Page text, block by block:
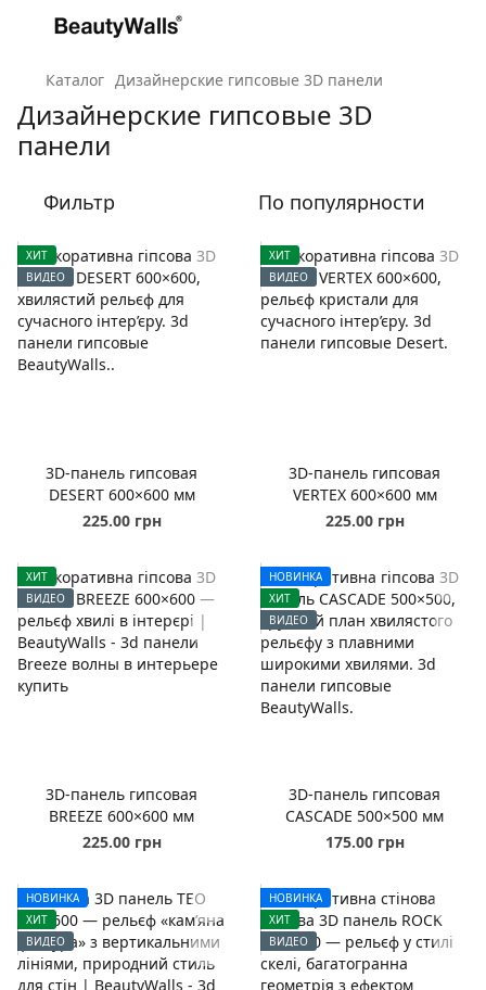
Каталог Дизайнерские гипсовые 3D панели
Дизайнерские гипсовые 3D
панели
Фильтр По популярности
ХИТ
ВИДЕО
3D-панель гипсовая
DESERT 600×600 мм
225.00 грн
ХИТ
ВИДЕО
3D-панель гипсовая
VERTEX 600×600 мм
225.00 грн
ХИТ
ВИДЕО
3D-панель гипсовая
BREEZE 600×600 мм
225.00 грн
НОВИНКА
ХИТ
ВИДЕО
3D-панель гипсовая
CASCADE 500×500 мм
175.00 грн
НОВИНКА
ХИТ
ВИДЕО
НОВИНКА
ХИТ
ВИДЕО